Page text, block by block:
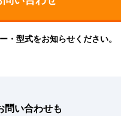
・型式をお知らせください。
問い合わせも